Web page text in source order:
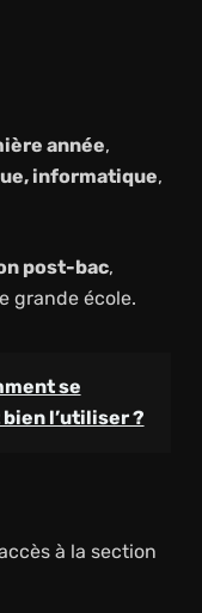
année,
informatique,
post-bac,
grande école.
se
l’utiliser ?
à la section